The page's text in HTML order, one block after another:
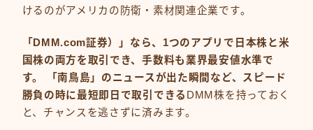
けるのがアメリカの防衛・素材関連企業です。
「DMM.com証券）」なら、1つのアプリで日本株と米
国株の両方を取引でき、手数料も業界最安値水準で
す。 「南鳥島」のニュースが出た瞬間など、スピード
勝負の時に最短即日で取引できる DMM株を持っておく
と、チャンスを逃さずに済みます。